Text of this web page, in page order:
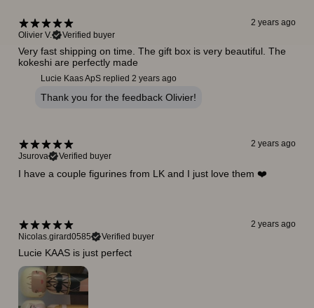
2 years ago
Olivier V.
Verified buyer
Very fast shipping on time. The gift box is very beautiful. The
kokeshi are perfectly made
Lucie Kaas ApS replied 2 years ago
Thank you for the feedback Olivier!
2 years ago
Jsurova
Verified buyer
I have a couple figurines from LK and I just love them ❤️
2 years ago
Nicolas.girard0585
Verified buyer
Lucie KAAS is just perfect